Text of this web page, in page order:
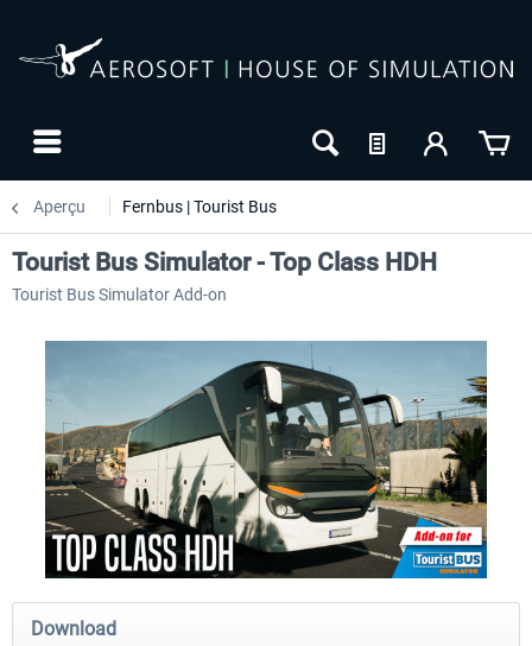
Aperçu Fernbus | Tourist Bus
Fernbus Simulator - Platinum Edition
Tourist Bus Simulator - Top Class HDH
Tourist Bus Simulator Add-on
Download